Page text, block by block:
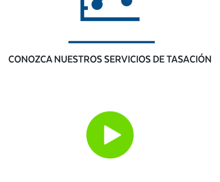
CONOZCA NUESTROS SERVICIOS DE TASACIÓN